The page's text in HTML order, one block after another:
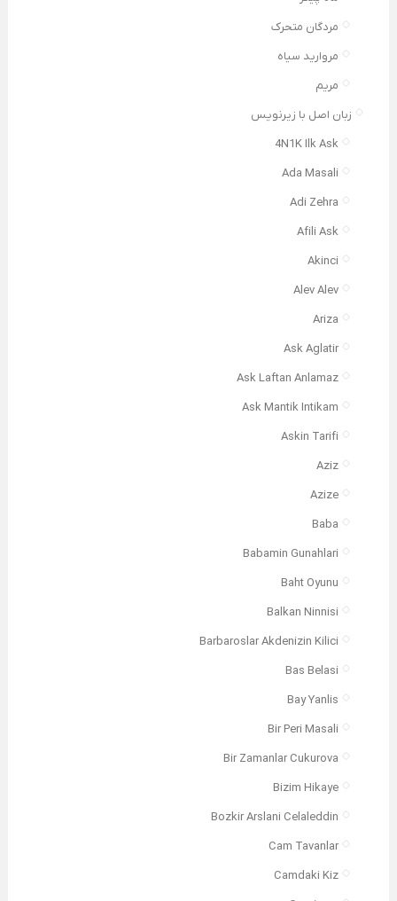
مردگان متحرک
مروارید سیاه
مریم
زبان اصل با زیرنویس
4N1K Ilk Ask
Ada Masali
Adi Zehra
Afili Ask
Akinci
Alev Alev
Ariza
Ask Aglatir
Ask Laftan Anlamaz
Ask Mantik Intikam
Askin Tarifi
Aziz
Azize
Baba
Babamin Gunahlari
Baht Oyunu
Balkan Ninnisi
Barbaroslar Akdenizin Kilici
Bas Belasi
Bay Yanlis
Bir Peri Masali
Bir Zamanlar Cukurova
Bizim Hikaye
Bozkir Arslani Celaleddin
Cam Tavanlar
Camdaki Kiz